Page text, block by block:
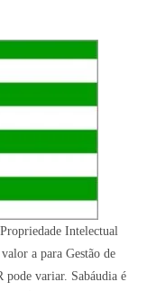
Intelectual
a para Gestão de
pode variar. Sabáudia é